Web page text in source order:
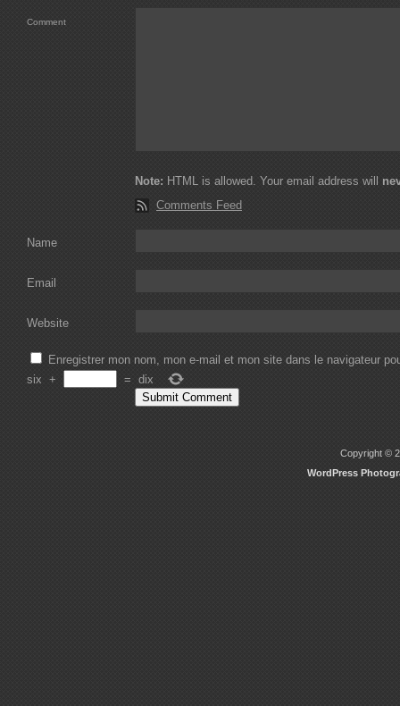
Comment
Note: HTML is allowed. Your email address will
Comments Feed
Name
Email
Website
Enregistrer mon nom, mon e-mail et mon site dans le navigateur
six + = dix
Copyright ©
WordPress